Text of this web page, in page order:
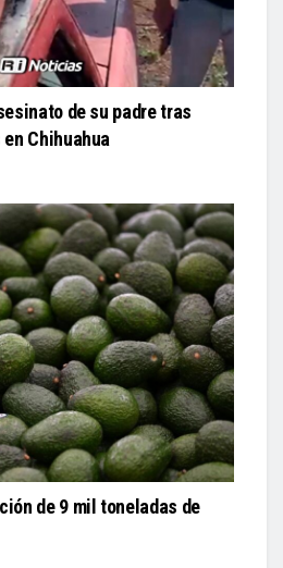
de su padre tras
Chihuahua
de 9 mil toneladas de